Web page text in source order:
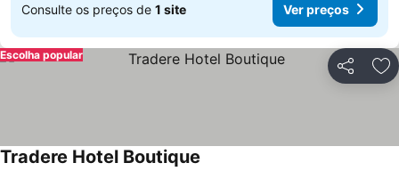
Consulte os preços de 1 site Ver preços
Partilhar
Escolha popular
Tradere Hotel Boutique